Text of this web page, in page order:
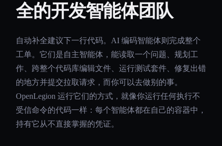
全的开发智能体团队
自动补全建议下一行代码。AI 编码智能体则完成整个
工单。它们是自主智能体，能读取一个问题、规划工
作、跨整个代码库编辑文件、运行测试套件、修复出错
的地方并提交拉取请求，而你可以去做别的事。
OpenLegion 运行它们的方式，就像你运行任何执行不
受信命令的代码一样：每个智能体都在自己的容器中，
持有它从不直接掌握的凭证。